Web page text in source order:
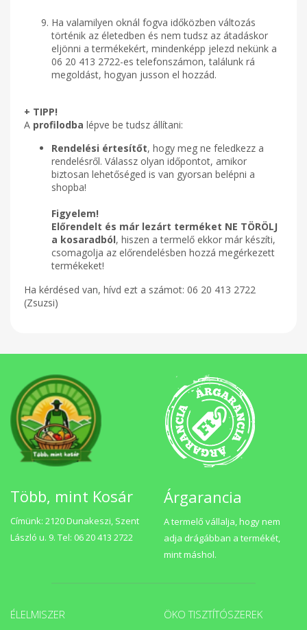
Ha valamilyen oknál fogva időközben változás
történik az életedben és nem tudsz az átadáskor
eljönni a termékekért, mindenképp jelezd nekünk a
06 20 413 2722-es telefonszámon, találunk rá
megoldást, hogyan jusson el hozzád.
+ TIPP!
A profilodba lépve be tudsz állítani:
Rendelési értesítőt, hogy meg ne feledkezz a
rendelésről. Válassz olyan időpontot, amikor
biztosan lehetőséged is van gyorsan belépni a
shopba!
Figyelem!
Előrendelt és már lezárt terméket NE TÖRÖLJ
a kosaradból, hiszen a termelő ekkor már készíti,
csomagolja az előrendelésben hozzá megérkezett
termékeket!
Ha kérdésed van, hívd ezt a számot: 06 20 413 2722
(Zsuzsi)
Több, mint Kosár
Címünk: 2120 Dunakeszi, Szent
László u. 9. Tel: 06 20 413 2722
Árgarancia
A termelő vállalja, hogy nem
adja drágábban a termékét,
mint máshol.
ÉLELMISZER ÖKO TISZTÍTÓSZEREK